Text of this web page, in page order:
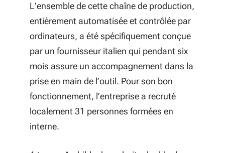
L’ensemble de cette chaîne de production,
entièrement automatisée et contrôlée par
ordinateurs, a été spécifiquement conçue
par un fournisseur italien qui pendant six
mois assure un accompagnement dans la
prise en main de l’outil. Pour son bon
fonctionnement, l’entreprise a recruté
localement 31 personnes formées en
interne.